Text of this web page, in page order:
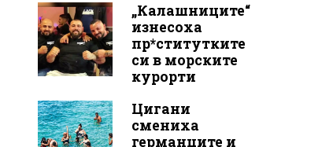
„Калашниците“
изнесоха
пр*ститутките
си в морските
курорти
Цигани
смениха
германците и